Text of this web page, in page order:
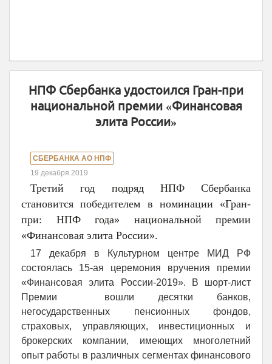
НПФ Сбербанка удостоился Гран-при
национальной премии «Финансовая
элита России»
СБЕРБАНКА АО НПФ
19 декабря 2019
Третий год подряд НПФ Сбербанка
становится победителем в номинации «Гран-
при: НПФ года» национальной премии
«Финансовая элита России».
17 декабря в Культурном центре МИД РФ
состоялась 15-ая церемония вручения премии
«Финансовая элита России-2019». В шорт-лист
Премии вошли десятки банков,
негосударственных пенсионных фондов,
страховых, управляющих, инвестиционных и
брокерских компании, имеющих многолетний
опыт работы в различных сегментах финансового